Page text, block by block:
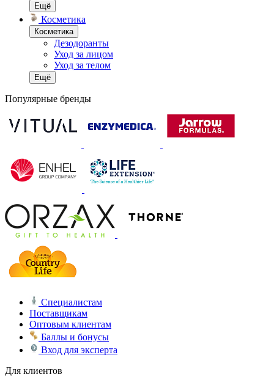
Ещё
Косметика
Косметика
Дезодоранты
Уход за лицом
Уход за телом
Ещё
Популярные бренды
Специалистам
Поставщикам
Оптовым клиентам
Баллы и бонусы
Вход для эксперта
Для клиентов